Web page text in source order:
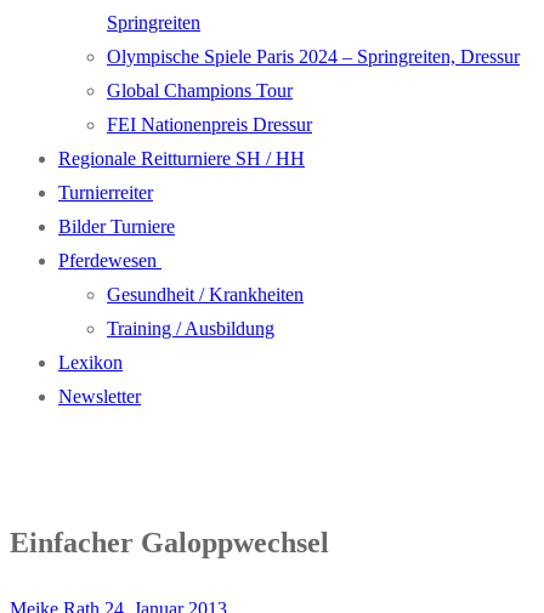
Springreiten
Olympische Spiele Paris 2024 – Springreiten, Dressur
Global Champions Tour
FEI Nationenpreis Dressur
Regionale Reitturniere SH / HH
Turnierreiter
Bilder Turniere
Pferdewesen
Gesundheit / Krankheiten
Training / Ausbildung
Lexikon
Newsletter
Einfacher Galoppwechsel
Meike Rath 24. Januar 2013